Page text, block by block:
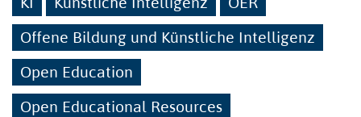
Offene Bildung und Künstliche Intelligenz
Open Education
Open Educational Resources